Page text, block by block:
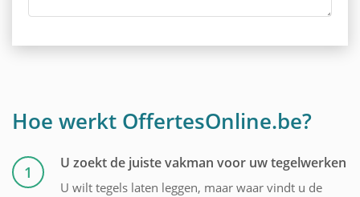
Hoe werkt OffertesOnline.be?
1 U zoekt de juiste vakman voor uw tegelwerken
U wilt tegels laten leggen, maar waar vindt u de